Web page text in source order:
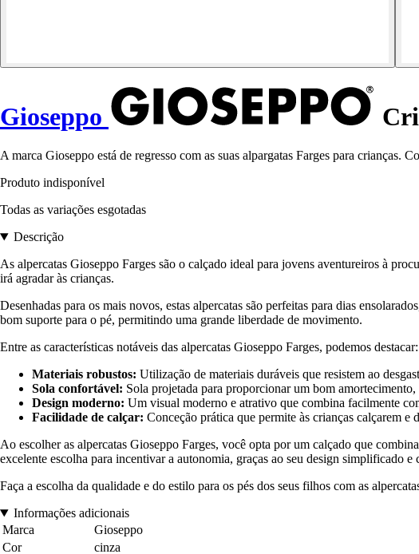
Gioseppo
A marca Gioseppo está de regresso com as suas alpargatas Farges para
Produto indisponível
Todas as variações esgotadas
Descrição
As alpercatas Gioseppo Farges são o calçado ideal para jovens aventureiros à
irá agradar às crianças.
Desenhadas para os mais novos, estas alpercatas são perfeitas para dias
bom suporte para o pé, permitindo uma grande liberdade de movimento.
Entre as características notáveis das alpercatas Gioseppo Farges, podemos destacar:
Materiais robustos: Utilização de materiais duráveis que resistem ao
Sola confortável: Sola projetada para proporcionar um bom
Design moderno: Um visual moderno e atrativo que combina facilmente
Facilidade de calçar: Conceção prática que permite às crianças calçarem e
Ao escolher as alpercatas Gioseppo Farges, você opta por um calçado que
excelente escolha para incentivar a autonomia, graças ao seu design simplificado e
Faça a escolha da qualidade e do estilo para os pés dos seus filhos com as
Informações adicionais
Marca
Gioseppo
Cor
cinza